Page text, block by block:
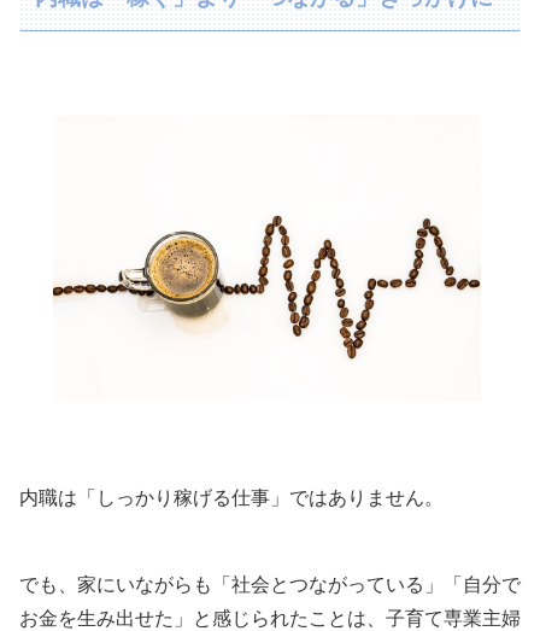
内職は「しっかり稼げる仕事」ではありません。
でも、家にいながらも「社会とつながっている」「自分で
お金を生み出せた」と感じられたことは、子育て専業主婦